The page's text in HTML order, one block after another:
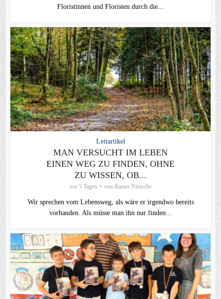
Floristinnen und Floristen durch die...
Leitartikel
MAN VERSUCHT IM LEBEN
EINEN WEG ZU FINDEN, OHNE
ZU WISSEN, OB...
vor 5 Tagen von Rainer Nitzsche
Wir sprechen vom Lebensweg, als wäre er irgendwo bereits
vorhanden. Als müsse man ihn nur finden...